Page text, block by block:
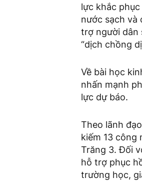
lực khắc
nước sạch và
trợ người dân
“dịch chồng
Về bài học
nhấn mạnh
lực dự báo.
Theo lãnh
kiếm 13 công
Trăng 3. Đối
hỗ trợ phục
trường học,